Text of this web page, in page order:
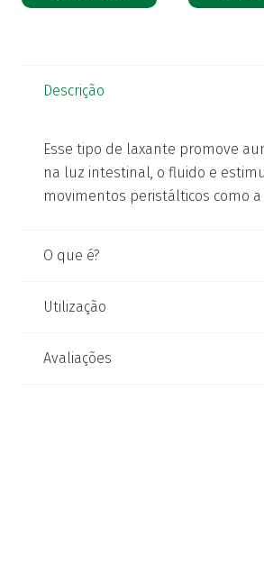
Descrição
Esse tipo de laxante promove
na luz intestinal, o fluido e
movimentos peristálticos como a
O que é?
Utilização
Avaliações